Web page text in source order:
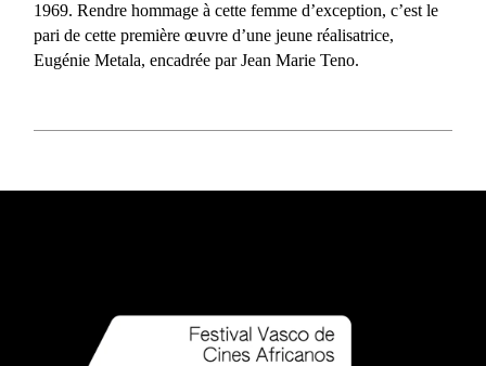
1969. Rendre hommage à cette femme d’exception, c’est le
pari de cette première œuvre d’une jeune réalisatrice,
Eugénie Metala, encadrée par Jean Marie Teno.